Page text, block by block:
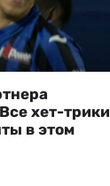
хет-трики
в этом